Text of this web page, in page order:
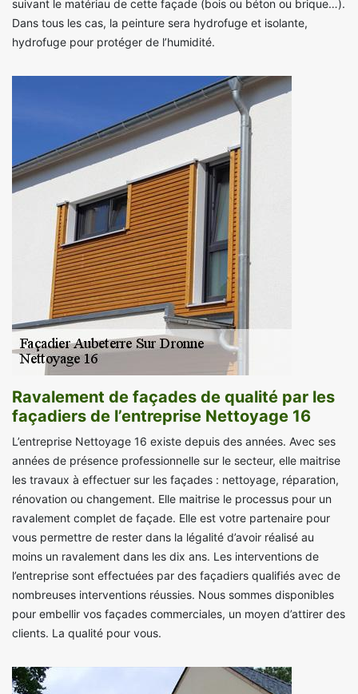
suivant le matériau de cette façade (bois ou béton ou brique…).
Dans tous les cas, la peinture sera hydrofuge et isolante,
hydrofuge pour protéger de l’humidité.
Ravalement de façades de qualité par les
façadiers de l’entreprise Nettoyage 16
L’entreprise Nettoyage 16 existe depuis des années. Avec ses
années de présence professionnelle sur le secteur, elle maitrise
les travaux à effectuer sur les façades : nettoyage, réparation,
rénovation ou changement. Elle maitrise le processus pour un
ravalement complet de façade. Elle est votre partenaire pour
vous permettre de rester dans la légalité d’avoir réalisé au
moins un ravalement dans les dix ans. Les interventions de
l’entreprise sont effectuées par des façadiers qualifiés avec de
nombreuses interventions réussies. Nous sommes disponibles
pour embellir vos façades commerciales, un moyen d’attirer des
clients. La qualité pour vous.